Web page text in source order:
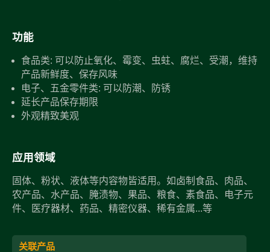
功能
食品类: 可以防止氧化、霉变、虫蛀、腐烂、受潮，维持
产品新鲜度、保存风味
电子、五金零件类: 可以防潮、防锈
延长产品保存期限
外观精致美观
应用领域
固体、粉状、液体等内容物皆适用。如卤制食品、肉品、
农产品、水产品、腌渍物、果品、粮食、素食品、电子元
件、医疗器材、药品、精密仪器、稀有金属...等
关联产品